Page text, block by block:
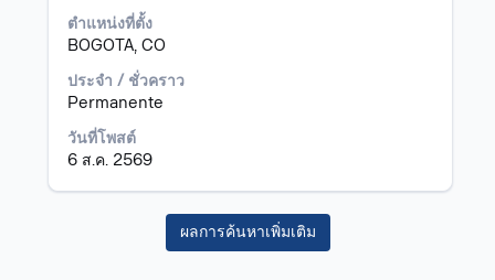
ตำแหน่งที่ตั้ง
BOGOTA, CO
ประจำ / ชั่วคราว
Permanente
วันที่โพสต์
6 ส.ค. 2569
Bar
เพื่อ
ดู
เนื้อหา
เต็ม
ของ
ผลการค้นหาเพิ่มเติม